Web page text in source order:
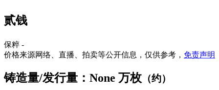
贰钱
保粹 -
价格来源网络、直播、拍卖等公开信息，仅供参考， 免责声明
铸造量/发行量：None 万枚 （约）